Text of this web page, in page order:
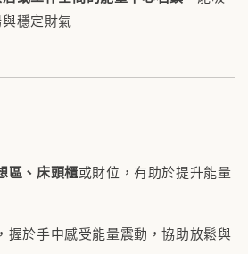
穩定財氣
區、床頭櫃或財位，有助於提升能量
，握於手中感受能量震動，協助放鬆與